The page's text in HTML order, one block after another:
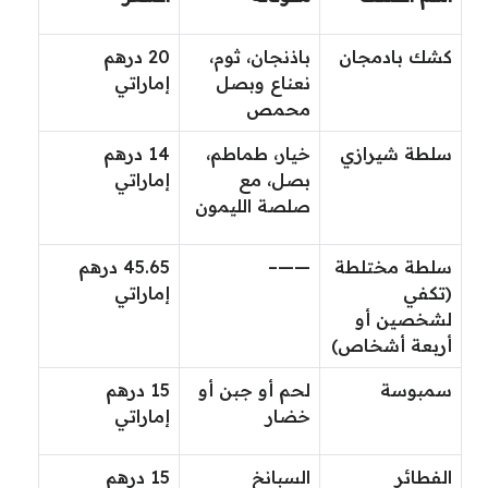
كشك بادمجان
باذنجان، ثوم،
نعناع وبصل
محمص
20 درهم
إماراتي
سلطة شيرازي
خيار، طماطم،
بصل، مع
صلصة الليمون
14 درهم
إماراتي
سلطة مختلطة
(تكفي
لشخصين أو
أربعة أشخاص)
——–
45.65 درهم
إماراتي
سمبوسة
لحم أو جبن أو
خضار
15 درهم
إماراتي
الفطائر السبانخ 15 درهم